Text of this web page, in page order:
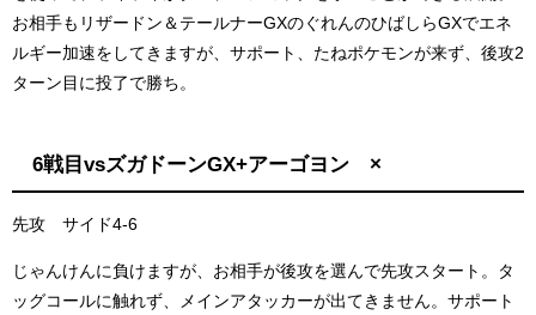
お相手もリザードン＆テールナーGXのぐれんのひばしらGXでエネ
ルギー加速をしてきますが、サポート、たねポケモンが来ず、後攻2
ターン目に投了で勝ち。
6戦目vsズガドーンGX+アーゴヨン ×
先攻 サイド4-6
じゃんけんに負けますが、お相手が後攻を選んで先攻スタート。タ
ッグコールに触れず、メインアタッカーが出てきません。サポート